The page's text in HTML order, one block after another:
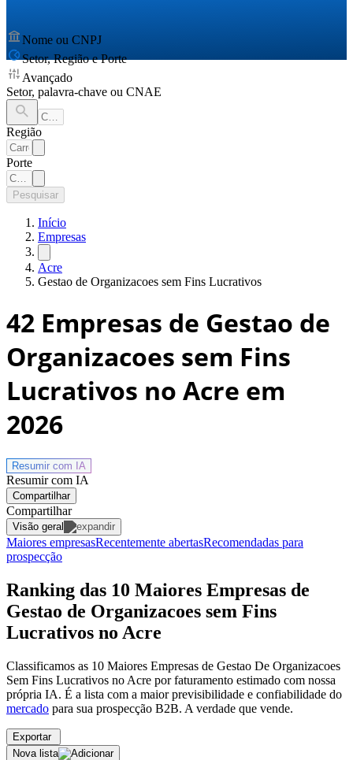
Nome ou CNPJ
Setor, Região e Porte
Avançado
Setor, palavra-chave ou CNAE
Região
Porte
Pesquisar
Início
Empresas
Acre
Gestao de Organizacoes sem Fins Lucrativos
42 Empresas de Gestao de
Organizacoes sem Fins
Lucrativos no Acre em
2026
Resumir com IA
Resumir com IA
Compartilhar
Compartilhar
Visão geral
Maiores empresasRecentemente abertasRecomendadas para
prospecção
Ranking das 10 Maiores Empresas de
Gestao de Organizacoes sem Fins
Lucrativos no Acre
Classificamos as 10 Maiores Empresas de Gestao De Organizacoes
Sem Fins Lucrativos no Acre por faturamento estimado com nossa
própria IA. É a lista com a maior previsibilidade e confiabilidade do
mercado para sua prospecção B2B. A verdade que vende.
Exportar
Nova lista